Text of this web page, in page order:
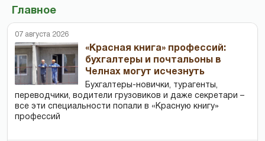
Главное
07 августа 2026
«Красная книга» профессий:
бухгалтеры и почтальоны в
Челнах могут исчезнуть
Бухгалтеры-новички, тур­агенты,
переводчики, водители грузовиков и даже секретари –
все эти специальности попали в «Красную книгу»
профессий